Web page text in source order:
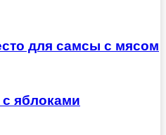
для самсы с мясом
яблоками